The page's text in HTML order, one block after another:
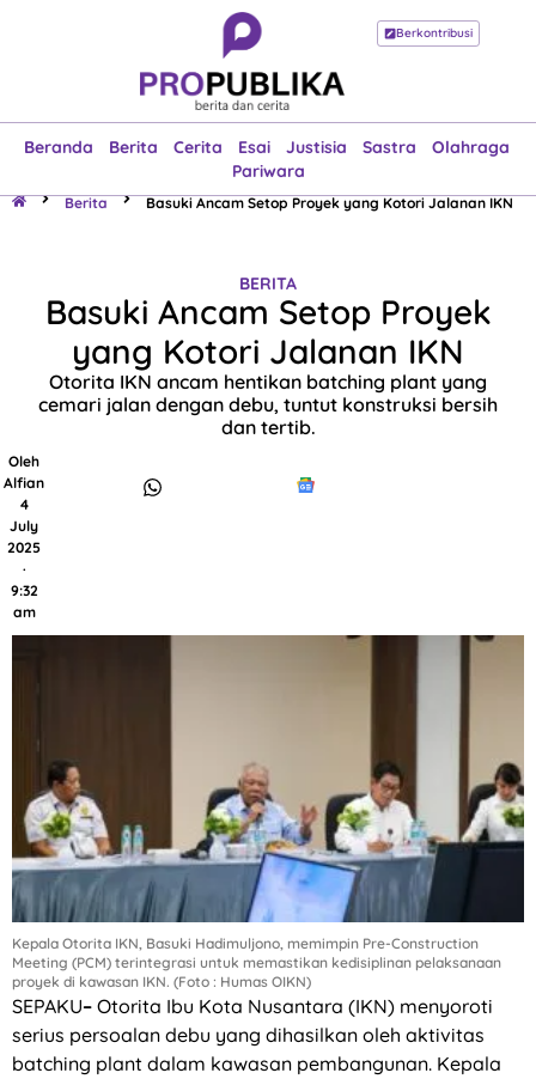
Berkontribusi
Beranda Berita Cerita Esai Justisia Sastra
Olahraga
Pariwara
Beranda
Esai
Justisia
Sastra
Olahraga
Pariwara
Berita Basuki Ancam Setop Proyek yang Kotori Jalanan IKN
BERITA
Basuki Ancam Setop Proyek
yang Kotori Jalanan IKN
Otorita IKN ancam hentikan batching plant yang
cemari jalan dengan debu, tuntut konstruksi bersih
dan tertib.
Oleh
Alfian
4
July
2025
·
9:32
am
Kepala Otorita IKN, Basuki Hadimuljono, memimpin Pre-Construction
Meeting (PCM) terintegrasi untuk memastikan kedisiplinan pelaksanaan
proyek di kawasan IKN. (Foto : Humas OIKN)
SEPAKU– Otorita Ibu Kota Nusantara (IKN) menyoroti
serius persoalan debu yang dihasilkan oleh aktivitas
batching plant dalam kawasan pembangunan. Kepala